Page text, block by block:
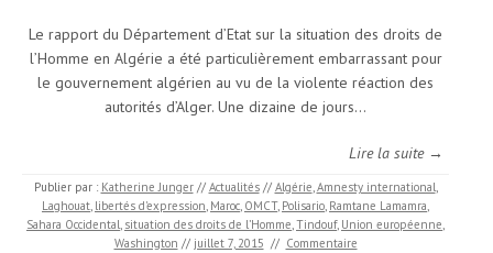
Le rapport du Département d’Etat sur la situation des droits de
l’Homme en Algérie a été particulièrement embarrassant pour
le gouvernement algérien au vu de la violente réaction des
autorités d’Alger. Une dizaine de jours…
Lire la suite →
Publier par : Katherine Junger // Actualités // Algérie,Amnesty international,
Laghouat, libertés d'expression, Maroc, OMCT, Polisario, Ramtane Lamamra,
Sahara Occidental, situation des droits de l’Homme,Tindouf, Union européenne,
Washington // juillet 7, 2015 // Commentaire